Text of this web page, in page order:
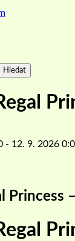
- 12. 9. 2026